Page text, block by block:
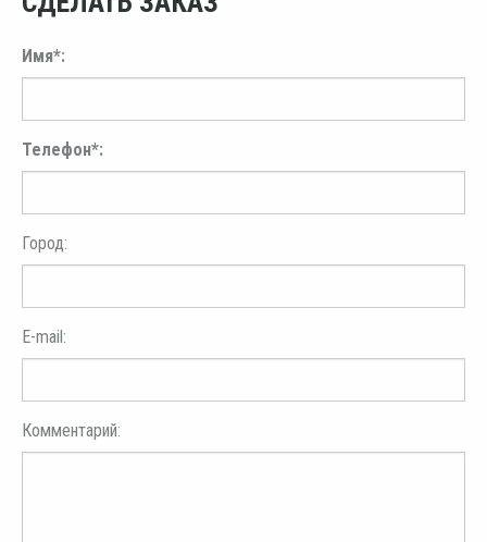
Имя*:
Телефон*:
Город:
E-mail:
Комментарий: